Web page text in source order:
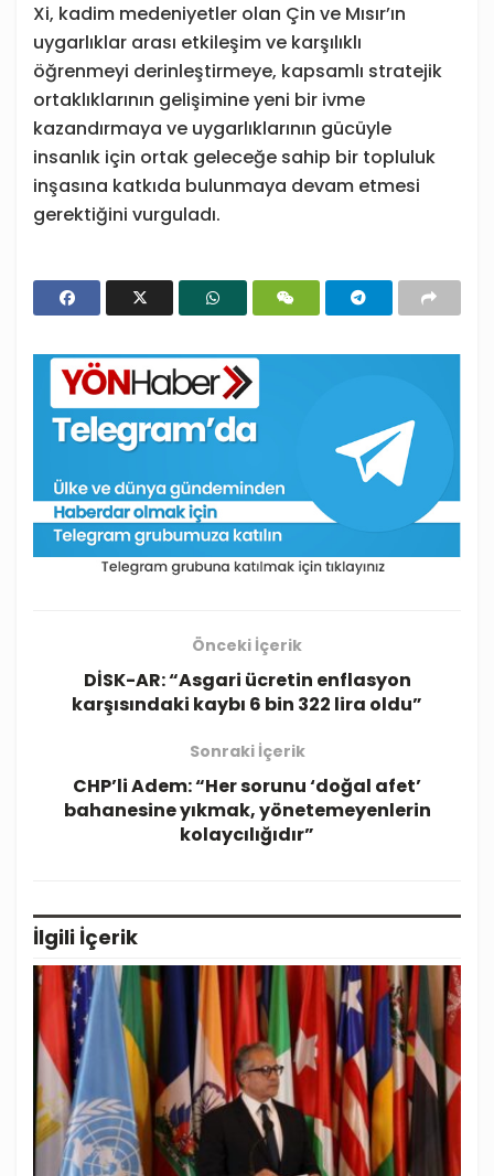
Xi, kadim medeniyetler olan Çin ve Mısır’ın
uygarlıklar arası etkileşim ve karşılıklı
öğrenmeyi derinleştirmeye, kapsamlı stratejik
ortaklıklarının gelişimine yeni bir ivme
kazandırmaya ve uygarlıklarının gücüyle
insanlık için ortak geleceğe sahip bir topluluk
inşasına katkıda bulunmaya devam etmesi
gerektiğini vurguladı.
Önceki İçerik
DİSK-AR: “Asgari ücretin enflasyon
karşısındaki kaybı 6 bin 322 lira oldu”
Sonraki İçerik
CHP’li Adem: “Her sorunu ‘doğal afet’
bahanesine yıkmak, yönetemeyenlerin
kolaycılığıdır”
İlgili İçerik